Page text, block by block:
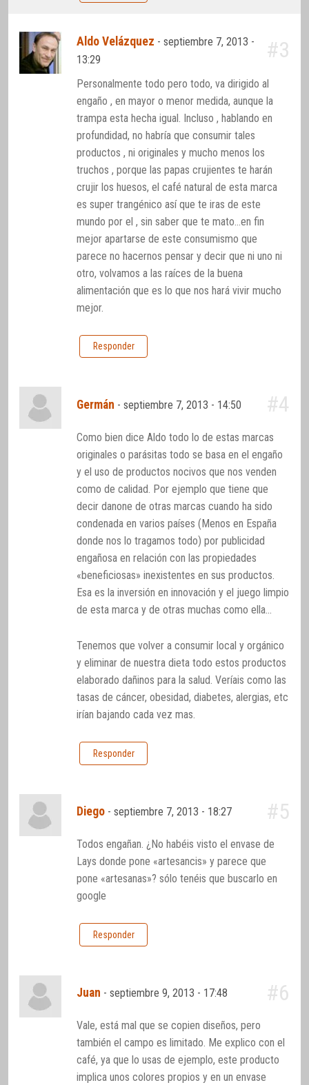
Aldo Velázquez -septiembre 7, 2013 -
13:29
#3
Personalmente todo pero todo, va dirigido al
engaño , en mayor o menor medida, aunque la
trampa esta hecha igual. Incluso , hablando en
profundidad, no habría que consumir tales
productos , ni originales y mucho menos los
truchos , porque las papas crujientes te harán
crujir los huesos, el café natural de esta marca
es super trangénico así que te iras de este
mundo por el , sin saber que te mato…en fin
mejor apartarse de este consumismo que
parece no hacernos pensar y decir que ni uno ni
otro, volvamos a las raíces de la buena
alimentación que es lo que nos hará vivir mucho
mejor.
Responder
Germán -septiembre 7, 2013 - 14:50 #4
Como bien dice Aldo todo lo de estas marcas
originales o parásitas todo se basa en el engaño
y el uso de productos nocivos que nos venden
como de calidad. Por ejemplo que tiene que
decir danone de otras marcas cuando ha sido
condenada en varios países (Menos en España
donde nos lo tragamos todo) por publicidad
engañosa en relación con las propiedades
«beneficiosas» inexistentes en sus productos.
Esa es la inversión en innovación y el juego limpio
de esta marca y de otras muchas como ella…
Tenemos que volver a consumir local y orgánico
y eliminar de nuestra dieta todo estos productos
elaborado dañinos para la salud. Veríais como las
tasas de cáncer, obesidad, diabetes, alergias, etc
irían bajando cada vez mas.
Responder
Diego -septiembre 7, 2013 - 18:27 #5
Todos engañan. ¿No habéis visto el envase de
Lays donde pone «artesancis» y parece que
pone «artesanas»? sólo tenéis que buscarlo en
google
Responder
Juan -septiembre 9, 2013 - 17:48 #6
Vale, está mal que se copien diseños, pero
también el campo es limitado. Me explico con el
café, ya que lo usas de ejemplo, este producto
implica unos colores propios y en un envase